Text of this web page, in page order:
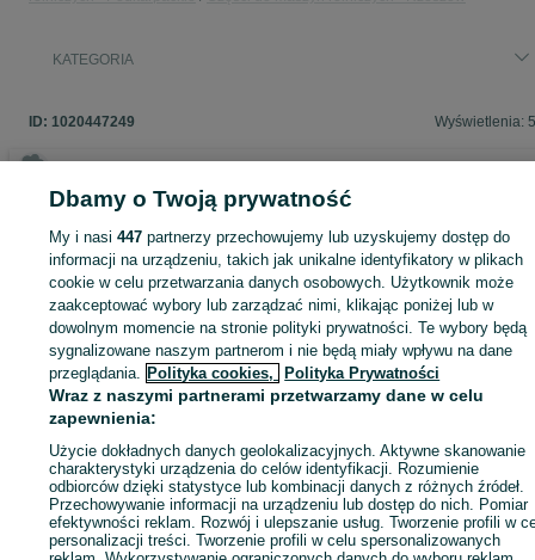
KATEGORIA
ID: 1020447249 Wyświetlenia:
Zaloguj się lub załóż konto na OLX, aby skontaktować się z
sprzedającym
Zaloguj się / Załóż konto
Zadzwoń / SMS Wyślij wiadomość
Dbamy o Twoją prywatność
My i nasi447 partnerzy przechowujemy lub uzyskujemy dostęp do
informacji na urządzeniu, takich jak unikalne identyfikatory w plikach
cookie w celu przetwarzania danych osobowych. Użytkownik może
zaakceptować wybory lub zarządzać nimi, klikając poniżej lub w
dowolnym momencie na stronie polityki prywatności. Te wybory będą
sygnalizowane naszym partnerom i nie będą miały wpływu na dane
przeglądania. Polityka cookies, Polityka Prywatności
Wraz z naszymi partnerami przetwarzamy dane w celu
zapewnienia:
Użycie dokładnych danych geolokalizacyjnych. Aktywne skanowanie
charakterystyki urządzenia do celów identyfikacji. Rozumienie
odbiorców dzięki statystyce lub kombinacji danych z różnych źródeł.
Przechowywanie informacji na urządzeniu lub dostęp do nich. Pomiar
efektywności reklam. Rozwój i ulepszanie usług. Tworzenie profili w
personalizacji treści. Tworzenie profili w celu spersonalizowanych